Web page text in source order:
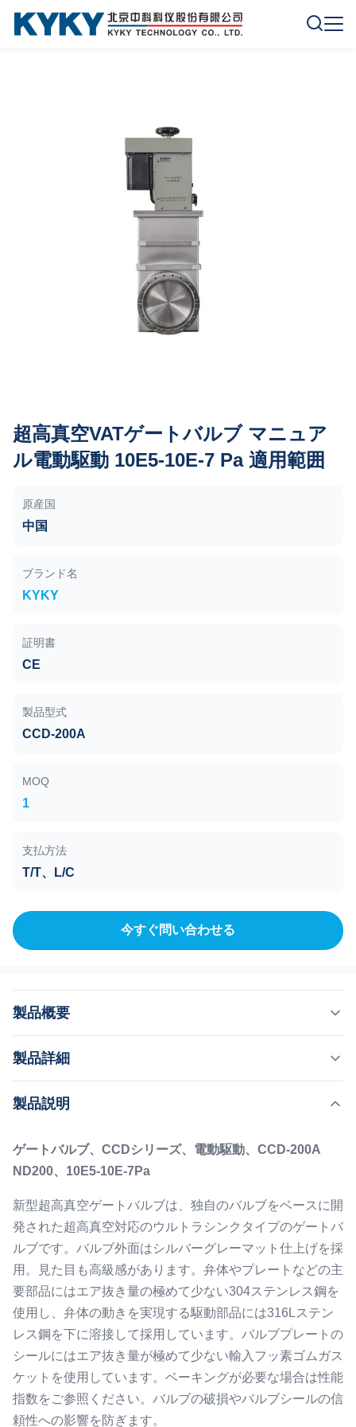
超高真空VATゲートバルブ マニュア
ル電動駆動 10E5-10E-7 Pa 適用範囲
原産国
中国
ブランド名
KYKY
証明書
CE
製品型式
CCD-200A
MOQ
1
支払方法
T/T、L/C
今すぐ問い合わせる
製品概要
ND200、10E5-10E-7Pa 新型超高真空ゲートバルブは、
ラシンクタイプのゲートバルブです。バルブ外面はシルバ
す。弁体やプレートなどの主要部品にはエア抜き量の極め
て少ない304ステンレス鋼を使用し、弁体の動きを実現す
る駆動部品には316Lステンレス鋼を下に溶接して採用し
ています。バルブプレートのシールにはエア抜き量が極め
て少ない輸入フッ素ゴムガスケットを使用しています。ベ
ーキングが必要な場合は性能指数をご参照ください。バル
ブの破...
製品詳細
ハイライト:
Application Range:
1E+5 ～ 1E-7 Pa
Flange:
CF/ISO-F/ISO-K フッ素ゴムガスケット付
Working Voltage:
90≦AC≦240
Working Pressure:
0.4～0.5MPa
Leak Rate:
≤1.3×10-10Pa・m3/s
製品説明
ゲートバルブ、CCDシリーズ、電動駆動、CCD-200A
ND200、10E5-10E-7Pa
新型超高真空ゲートバルブは、独自のバルブをベースに開
発された超高真空対応のウルトラシンクタイプのゲートバ
ルブです。バルブ外面はシルバーグレーマット仕上げを採
用。見た目も高級感があります。弁体やプレートなどの主
要部品にはエア抜き量の極めて少ない304ステンレス鋼を
使用し、弁体の動きを実現する駆動部品には316Lステン
レス鋼を下に溶接して採用しています。バルブプレートの
シールにはエア抜き量が極めて少ない輸入フッ素ゴムガス
ケットを使用しています。ベーキングが必要な場合は性能
指数をご参照ください。バルブの破損やバルブシールの信
頼性への影響を防ぎます。